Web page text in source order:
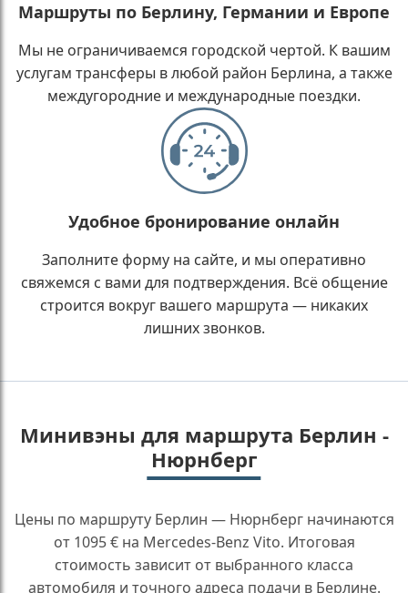
Маршруты по Берлину, Германии и Европе
Мы не ограничиваемся городской чертой. К вашим
услугам трансферы в любой район Берлина, а также
междугородние и международные поездки.
Удобное бронирование онлайн
Заполните форму на сайте, и мы оперативно
свяжемся с вами для подтверждения. Всё общение
строится вокруг вашего маршрута — никаких
лишних звонков.
Минивэны для маршрута Берлин -
Нюрнберг
Цены по маршруту Берлин — Нюрнберг начинаются
от 1095 € на Mercedes-Benz Vito. Итоговая
стоимость зависит от выбранного класса
автомобиля и точного адреса подачи в Берлине.